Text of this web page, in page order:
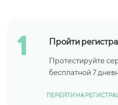
1 Пройти
Протестируйте
бесплатной 7
ПЕРЕЙТИ НА